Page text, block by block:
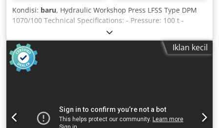
Kondisi: baru, Hydraulic Workshop Press LFSS Type DPM
1070/100 Technical Specifications: - Pressure: 100 t -
Stroke: 300 mm - Table size: 1070 x 260 mm - Frame
opening between guides: 1070 mm - Approach speed: 8.0
mm/sec - Working speed: 5.0 mm/sec - Return speed: 10.0
mm/sec Chsdpfxegipile Ah Tsa - Motor power: 5.5 kW -
Machine weight: approx. 1400 kg - Space requirement:
Iklan kecil